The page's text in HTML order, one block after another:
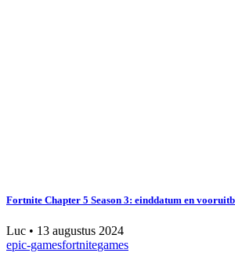
Fortnite Chapter 5 Season 3: einddatum en
Luc • 13 augustus 2024
epic-gamesfortnitegames